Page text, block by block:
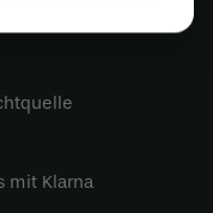
mit Klarna